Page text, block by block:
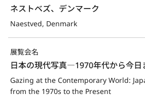
ネストベズ、デンマーク
Naestved, Denmark
展覧会名
日本の現代写真―1970年代から今日
Gazing at the Contemporary World:
from the 1970s to the Present